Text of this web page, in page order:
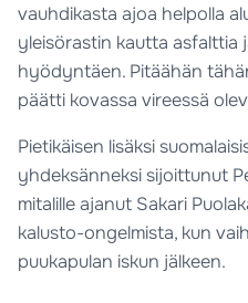
vauhdikasta ajoa helpolla
yleisörastin kautta asfalttia
hyödyntäen. Pitäähän
päätti kovassa vireessä
Pietikäisen lisäksi
yhdeksänneksi sijoittunut
mitalille ajanut Sakari
kalusto-ongelmista, kun
puukapulan iskun jälkeen.